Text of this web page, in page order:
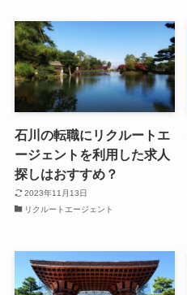
石川の転職にリクルートエ
ージェントを利用した求人
探しはおすすめ？
2023年11月13日
リクルートエージェント